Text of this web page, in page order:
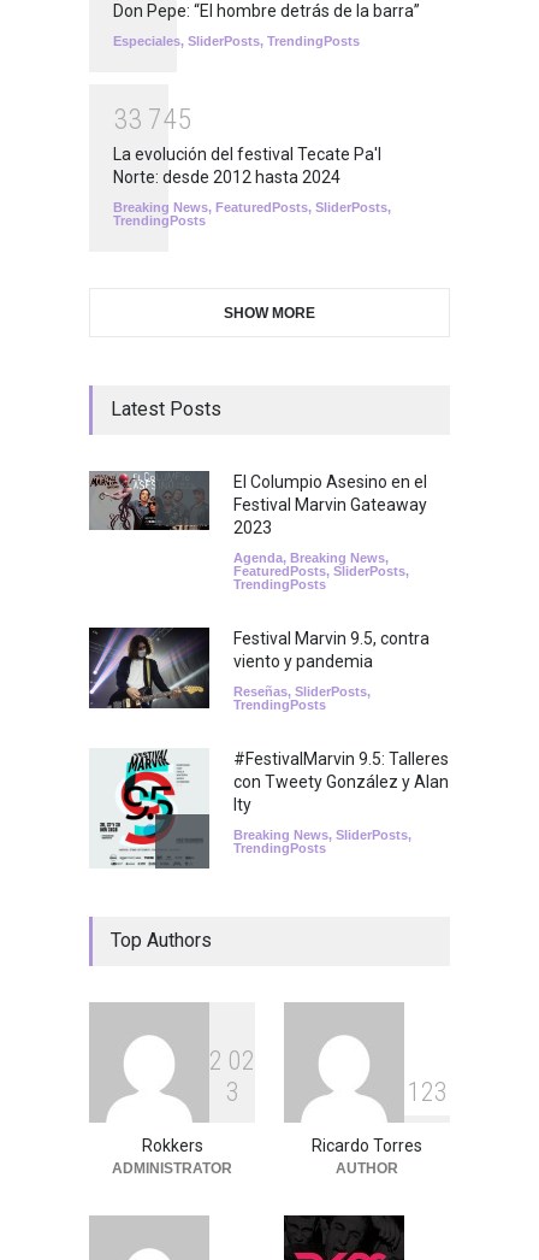
Don Pepe: “El hombre detrás de la barra”
Especiales, SliderPosts, TrendingPosts
33 745
La evolución del festival Tecate Pa'l
Norte: desde 2012 hasta 2024
Breaking News, FeaturedPosts, SliderPosts,
TrendingPosts
SHOW MORE
Latest Posts
El Columpio Asesino en el
Festival Marvin Gateaway
2023
Agenda, Breaking News,
FeaturedPosts, SliderPosts,
TrendingPosts
Festival Marvin 9.5, contra
viento y pandemia
Reseñas, SliderPosts,
TrendingPosts
#FestivalMarvin 9.5: Talleres
con Tweety González y Alan
Ity
Breaking News, SliderPosts,
TrendingPosts
SliderPosts,TrendingPosts
Top Authors
2 02
3
Rokkers
ADMINISTRATOR
1 23
Ricardo Torres
AUTHOR